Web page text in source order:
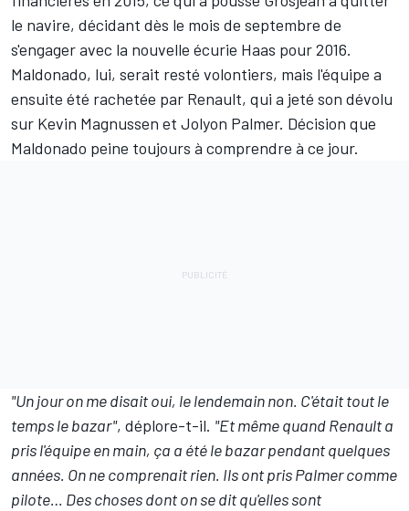
le navire, décidant dès le mois de septembre de
s'engager avec la nouvelle écurie Haas pour 2016.
Maldonado, lui, serait resté volontiers, mais l'équipe a
ensuite été rachetée par Renault, qui a jeté son dévolu
sur Kevin Magnussen et Jolyon Palmer. Décision que
Maldonado peine toujours à comprendre à ce jour.
"Un jour on me disait oui, le lendemain non. C'était tout le
temps le bazar", déplore-t-il. "Et même quand Renault a
pris l'équipe en main, ça a été le bazar pendant quelques
années. On ne comprenait rien. Ils ont pris Palmer comme
pilote… Des choses dont on se dit qu'elles sont